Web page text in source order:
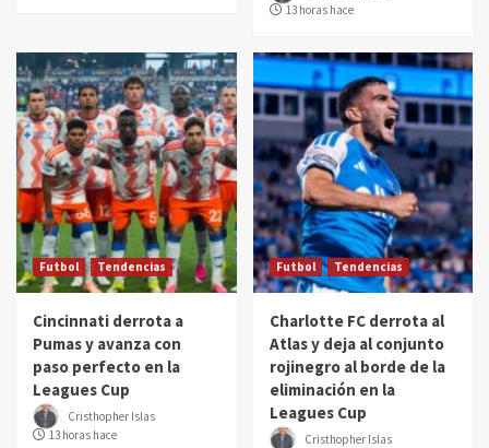
13 horas hace
Futbol Tendencias
Cincinnati derrota a
Pumas y avanza con
paso perfecto en la
Leagues Cup
Cristhopher Islas
13 horas hace
Futbol Tendencias
Charlotte FC derrota al
Atlas y deja al conjunto
rojinegro al borde de la
eliminación en la
Leagues Cup
Cristhopher Islas